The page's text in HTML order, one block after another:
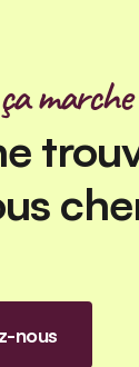
marche
nous